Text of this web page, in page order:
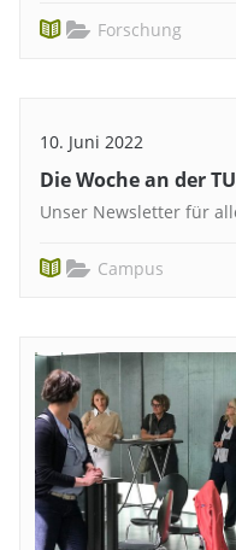
Forschung
10. Juni 2022
Die Woche an der
Unser Newsletter für
Campus